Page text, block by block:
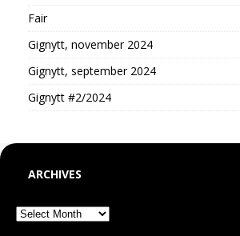
Fair
Gignytt, november 2024
Gignytt, september 2024
Gignytt #2/2024
ARCHIVES